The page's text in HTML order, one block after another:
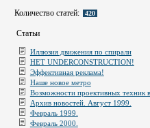
Количество статей:
420
Статьи
Иллюзия движения по спирали
НЕТ UNDERCONSTRUCTION!
Эффективная реклама!
Наше новое метро
Возможности проективных техник
Архив новостей. Август 1999.
Февраль 1999.
Февраль 2000.